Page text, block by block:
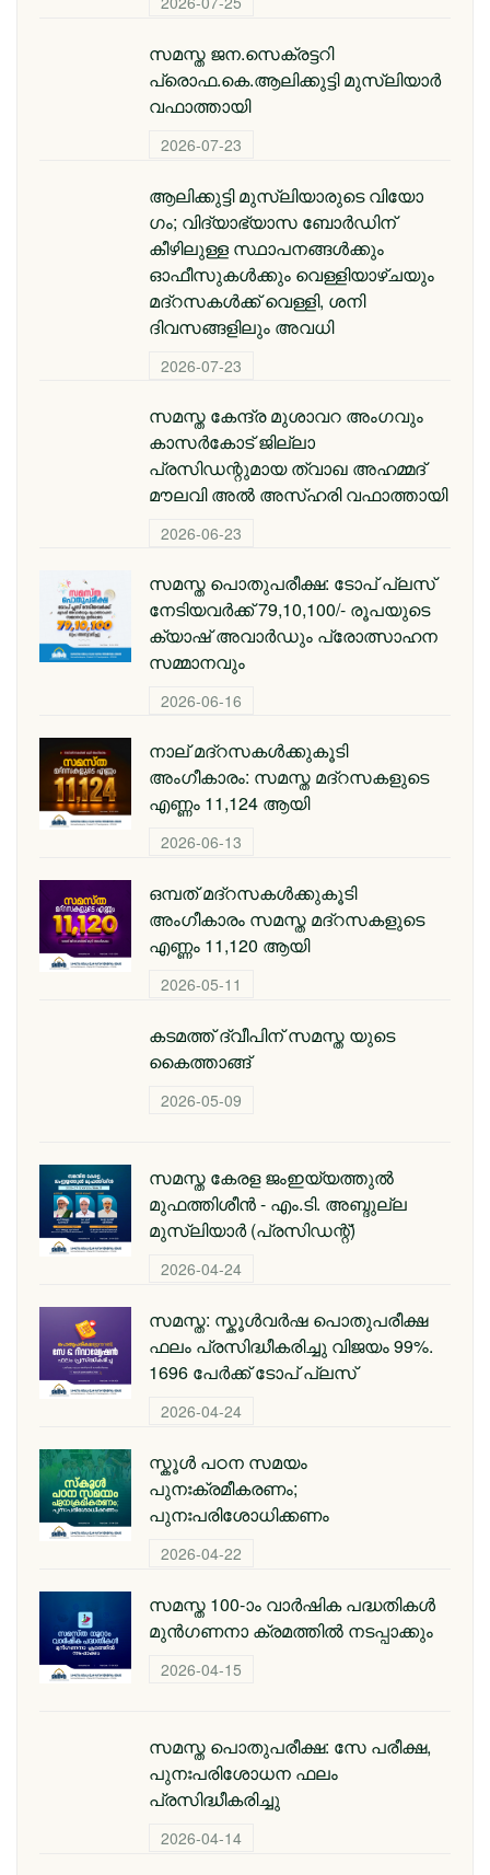
സമസ്ത ജന.സെക്രട്ടറി
പ്രൊഫ.കെ.ആലിക്കുട്ടി മുസ്‌ലിയാര്‍
വഫാത്തായി
2026-07-23
ആലിക്കുട്ടി മുസ്​ലിയാരുടെ വിയോ​
ഗം; വിദ്യാഭ്യാസ ബോര്‍ഡിന്
കീഴിലുള്ള സ്ഥാപനങ്ങള്‍ക്കും
ഓഫീസുകള്‍ക്കും വെള്ളിയാഴ്ചയും
മദ്റസകള്‍ക്ക് വെള്ളി, ശനി
ദിവസങ്ങളിലും അവധി
2026-07-23
സമസ്ത കേന്ദ്ര മുശാവറ അംഗവും
കാസര്‍കോട് ജില്ലാ
പ്രസിഡന്റുമായ ത്വാഖ അഹമ്മദ്
മൗലവി അല്‍ അസ്ഹരി വഫാത്തായി
2026-06-23
സമസ്ത പൊതുപരീക്ഷ: ടോപ് പ്ലസ്
നേടിയവര്‍ക്ക് 79,10,100/- രൂപയുടെ
ക്യാഷ് അവാര്‍ഡും പ്രോത്സാഹന
സമ്മാനവും
2026-06-16
നാല് മദ്‌റസകൾക്കുകൂടി
അംഗീകാരം: സമസ്ത മദ്‌റസകളുടെ
എണ്ണം 11,124 ആയി
2026-06-13
ഒമ്പത് മദ്റസകള്‍ക്കുകൂടി
അംഗീകാരം സമസ്ത മദ്റസകളുടെ
എണ്ണം 11,120 ആയി
2026-05-11
കടമത്ത് ദ്വീപിന് സമസ്ത യുടെ
കൈത്താങ്ങ്
2026-05-09
സമസ്ത കേരള ജംഇയ്യത്തുല്‍
മുഫത്തിശീന്‍ - എം.ടി. അബ്ദുല്ല
മുസ്‌ലിയാര്‍ (പ്രസിഡന്റ്)
2026-04-24
സമസ്ത: സ്കൂള്‍വര്‍ഷ പൊതുപരീക്ഷ
ഫലം പ്രസിദ്ധീകരിച്ചു വിജയം 99%.
1696 പേര്‍ക്ക് ടോപ് പ്ലസ്
2026-04-24
സ്കൂള്‍ പഠന സമയം
പുനഃക്രമീകരണം;
പുനഃപരിശോധിക്കണം
2026-04-22
സമസ്ത 100-ാം വാര്‍ഷിക പദ്ധതികള്‍
മുന്‍ഗണനാ ക്രമത്തില്‍ നടപ്പാക്കും
2026-04-15
സമസ്ത പൊതുപരീക്ഷ: സേ പരീക്ഷ,
പുനഃപരിശോധന ഫലം
പ്രസിദ്ധീകരിച്ചു
2026-04-14